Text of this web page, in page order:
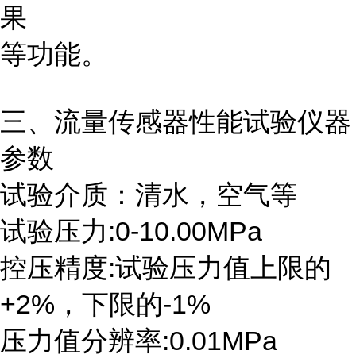
果
等功能。
三、流量传感器性能试验仪器
参数
试验介质：清水，空气等
试验压力:0-10.00MPa
控压精度:试验压力值上限的
+2%，下限的-1%
压力值分辨率:0.01MPa